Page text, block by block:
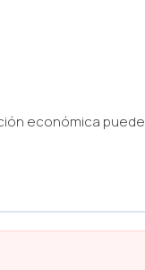
económica puede